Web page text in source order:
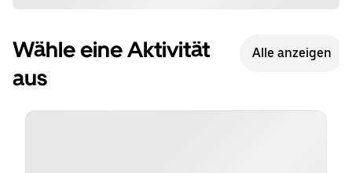
Wähle eine Aktivität
aus
Alle anzeigen